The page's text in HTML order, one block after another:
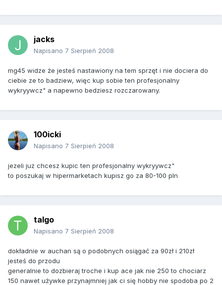
jacks
Napisano 7 Sierpień 2008
mg45 widze że jesteś nastawiony na tem sprzęt i nie dociera do
ciebie ze to badziew, więc kup sobie ten profesjonalny
wykryywcz" a napewno bedziesz rozczarowany.
100icki
Napisano 7 Sierpień 2008
jezeli juz chcesz kupic ten profesjonalny wykryywcz"
to poszukaj w hipermarketach kupisz go za 80-100 pln
talgo
Napisano 7 Sierpień 2008
dokładnie w auchan są o podobnych osiągać za 90zł i 210zł
jesteś do przodu
generalnie to dozbieraj troche i kup ace jak nie 250 to chociarz
150 nawet używke przynajmniej jak ci się hobby nie spodoba po 2